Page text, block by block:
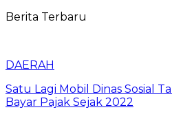
Berita Terbaru
DAERAH
Satu Lagi Mobil Dinas Sosial
Bayar Pajak Sejak 2022